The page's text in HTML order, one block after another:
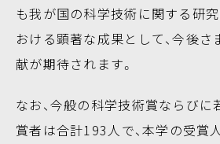
も我が国の科学技術に関する研
おける顕著な成果として、今後
献が期待されます。
なお、今般の科学技術賞ならび
賞者は合計193人で、本学の受賞